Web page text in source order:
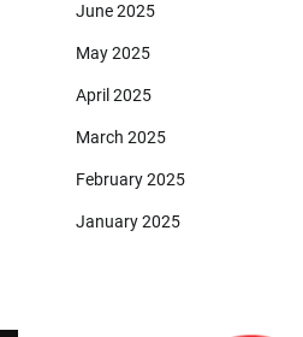
June 2025
May 2025
April 2025
March 2025
February 2025
January 2025